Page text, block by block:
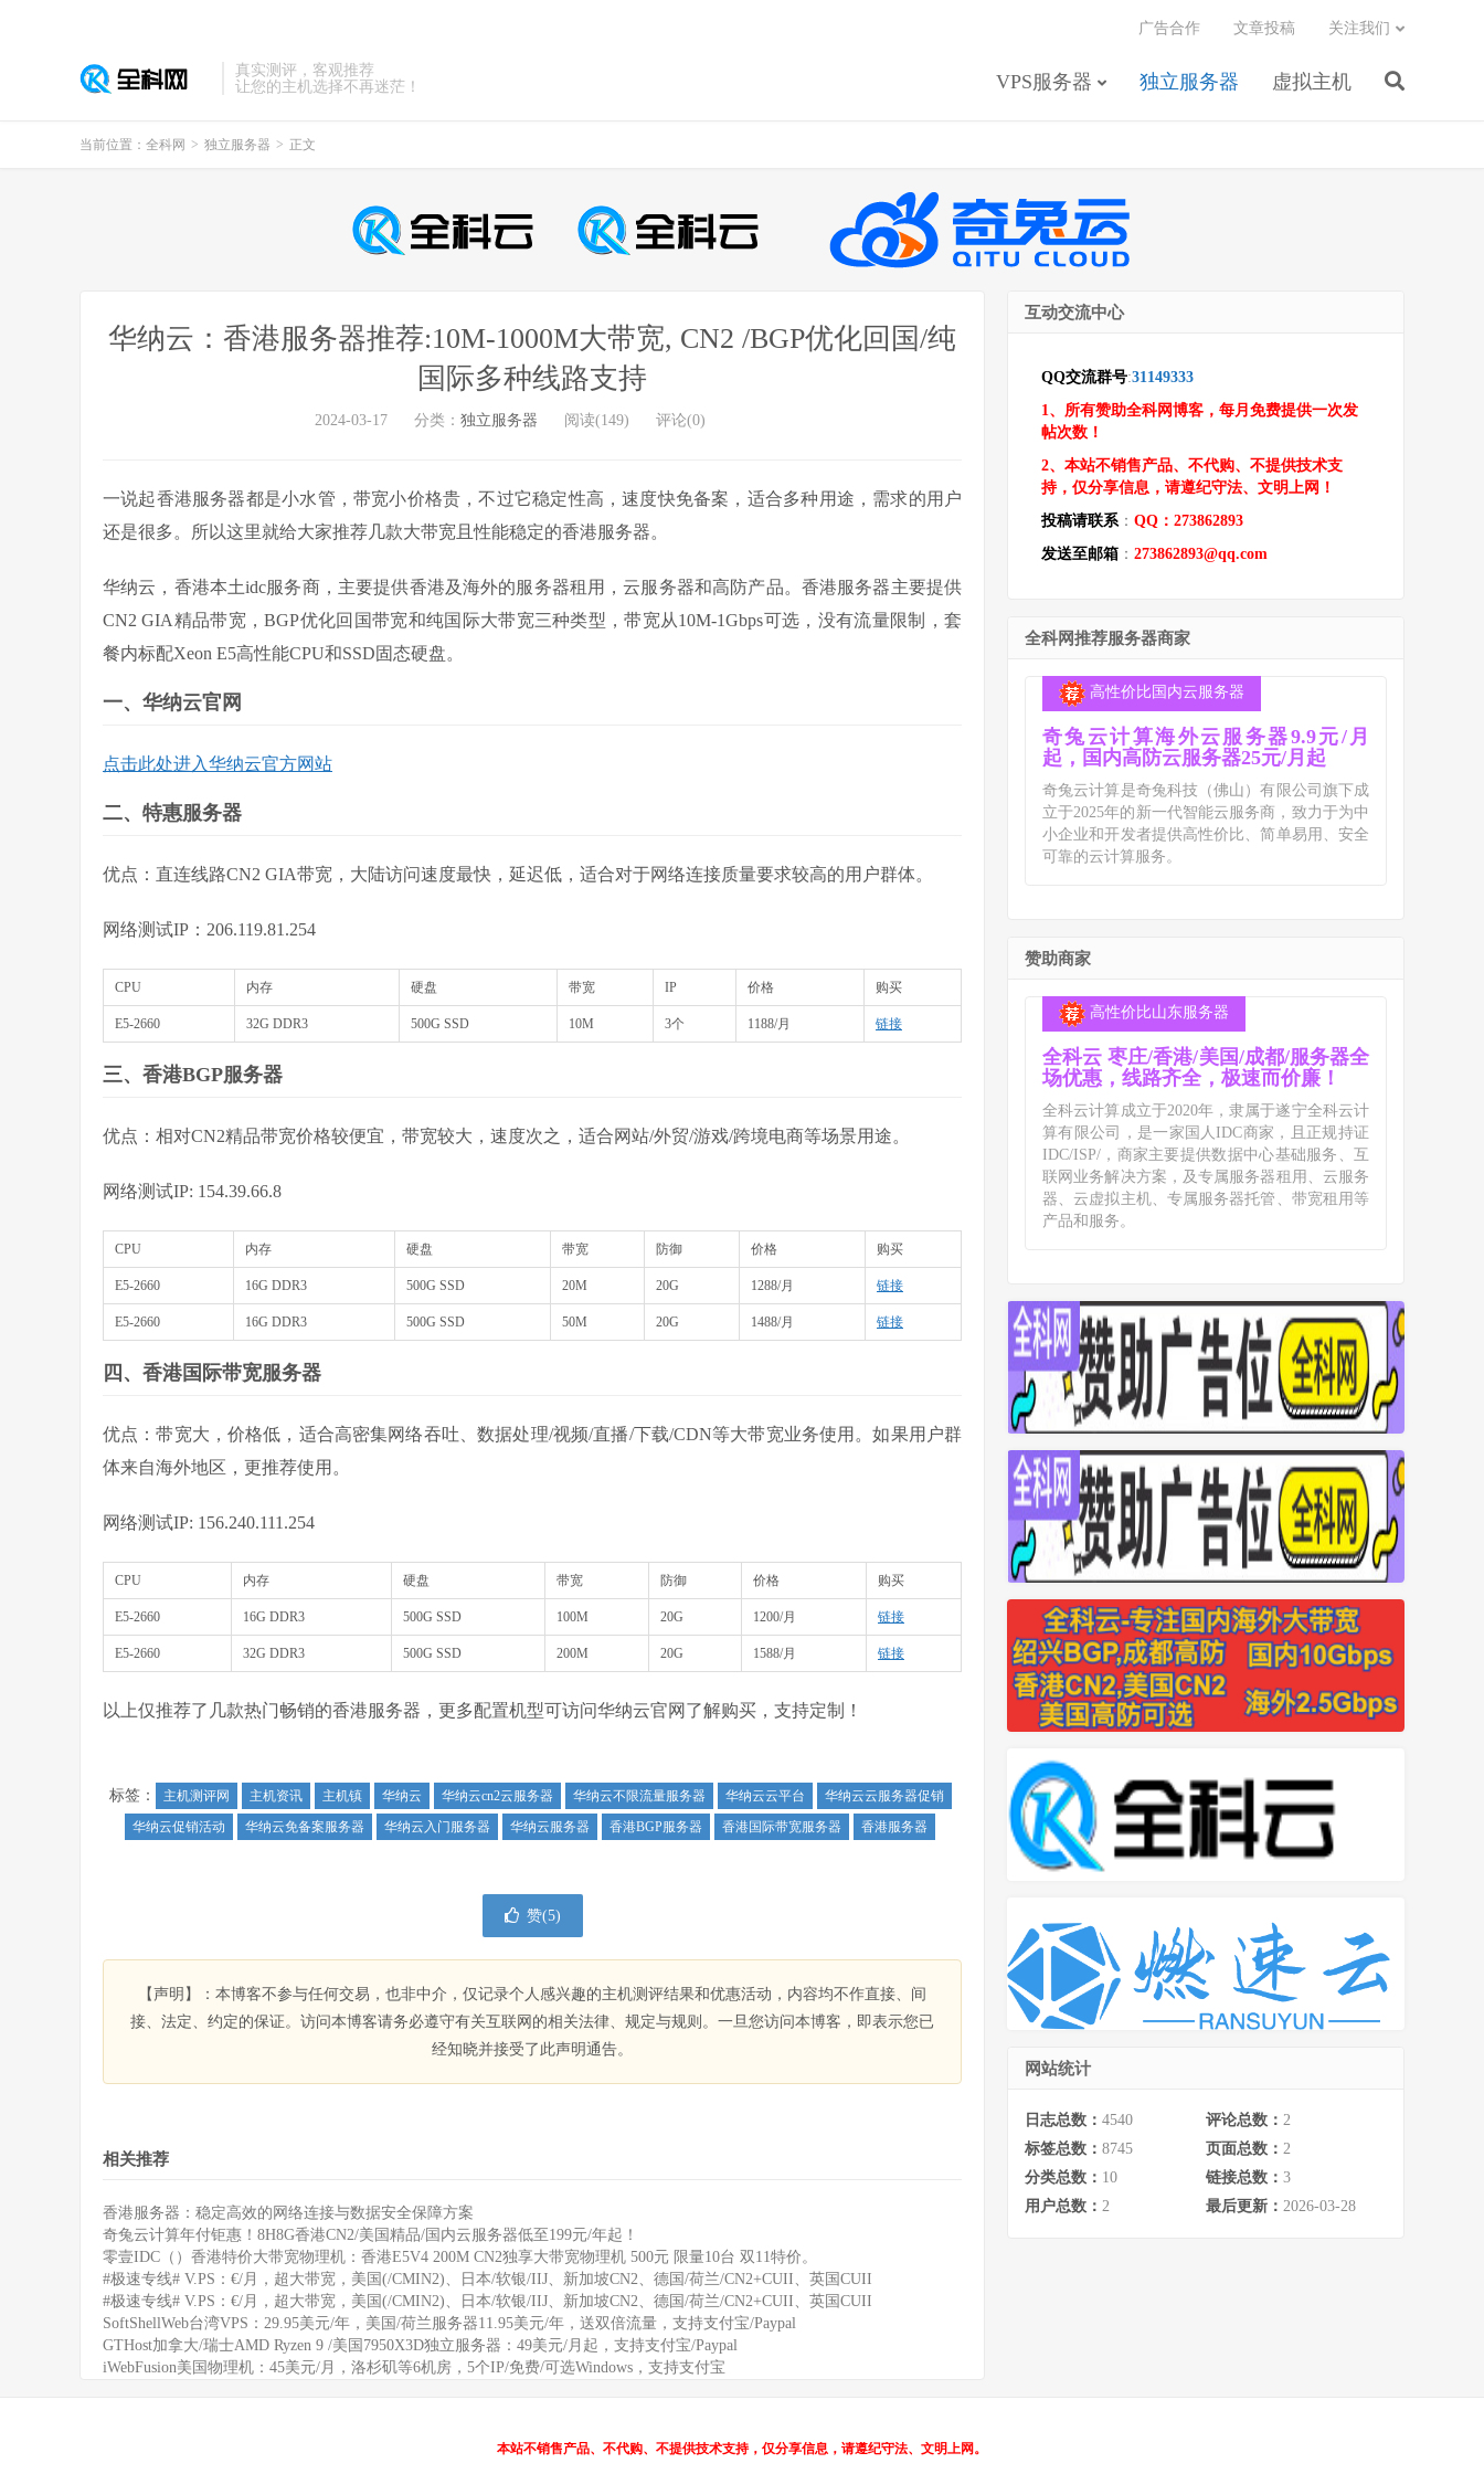
真实测评，客观推荐
让您的主机选择不再迷茫！
VPS服务器 独立服务器 虚拟主机
广告合作 文章投稿 关注我们
当前位置： 全科网 > 独立服务器 > 正文
华纳云：香港服务器推荐:10M-1000M大带宽, CN2 /BGP优化回国/纯
国际多种线路支持
2024-03-17 分类： 独立服务器 阅读(149) 评论(0)
一说起香港服务器都是小水管，带宽小价格贵，不过它稳定性高，速度快免备案，适合多种用途，需求的用户
还是很多。所以这里就给大家推荐几款大带宽且性能稳定的香港服务器。
华纳云，香港本土idc服务商，主要提供香港及海外的服务器租用，云服务器和高防产品。香港服务器主要提供
CN2 GIA精品带宽，BGP优化回国带宽和纯国际大带宽三种类型，带宽从10M-1Gbps可选，没有流量限制，套
餐内标配Xeon E5高性能CPU和SSD固态硬盘。
一、华纳云官网
点击此处进入华纳云官方网站
二、特惠服务器
优点：直连线路CN2 GIA带宽，大陆访问速度最快，延迟低，适合对于网络连接质量要求较高的用户群体。
网络测试IP：206.119.81.254
CPU 内存 硬盘 带宽 IP 价格 购买
E5-2660 32G DDR3 500G SSD 10M 3个 1188/月 链接
三、香港BGP服务器
优点：相对CN2精品带宽价格较便宜，带宽较大，速度次之，适合网站/外贸/游戏/跨境电商等场景用途。
网络测试IP: 154.39.66.8
CPU 内存 硬盘 带宽 防御 价格 购买
E5-2660 16G DDR3 500G SSD 20M 20G 1288/月 链接
E5-2660 16G DDR3 500G SSD 50M 20G 1488/月 链接
四、香港国际带宽服务器
优点：带宽大，价格低，适合高密集网络吞吐、数据处理/视频/直播/下载/CDN等大带宽业务使用。如果用户群
体来自海外地区，更推荐使用。
网络测试IP: 156.240.111.254
CPU 内存 硬盘 带宽 防御 价格 购买
E5-2660 16G DDR3 500G SSD 100M 20G 1200/月 链接
E5-2660 32G DDR3 500G SSD 200M 20G 1588/月 链接
以上仅推荐了几款热门畅销的香港服务器，更多配置机型可访问华纳云官网了解购买，支持定制！
标签： 主机测评网 主机资讯 主机镇 华纳云 华纳云cn2云服务器 华纳云不限流量服务器 华纳云云平台
华纳云云服务器促销
华纳云促销活动
华纳云免备案服务器 华纳云入门服务器 华纳云服务器 香港BGP服务器 香港国际带宽服务器 香港服务器
赞(5)
【声明】：本博客不参与任何交易，也非中介，仅记录个人感兴趣的主机测评结果和优惠活动，内容均不作直接、间
接、法定、约定的保证。访问本博客请务必遵守有关互联网的相关法律、规定与规则。一旦您访问本博客，即表示您已
经知晓并接受了此声明通告。
相关推荐
香港服务器：稳定高效的网络连接与数据安全保障方案
奇兔云计算年付钜惠！8H8G香港CN2/美国精品/国内云服务器低至199元/年起！
零壹IDC（）香港特价大带宽物理机：香港E5V4 200M CN2独享大带宽物理机 500元 限量10台 双11特价。
#极速专线# V.PS：€/月，超大带宽，美国(/CMIN2)、日本/软银/IIJ、新加坡CN2、德国/荷兰/CN2+CUII、英国CUII
#极速专线# V.PS：€/月，超大带宽，美国(/CMIN2)、日本/软银/IIJ、新加坡CN2、德国/荷兰/CN2+CUII、英国CUII
SoftShellWeb台湾VPS：29.95美元/年，美国/荷兰服务器11.95美元/年，送双倍流量，支持支付宝/Paypal
GTHost加拿大/瑞士AMD Ryzen 9 /美国7950X3D独立服务器：49美元/月起，支持支付宝/Paypal
iWebFusion美国物理机：45美元/月，洛杉矶等6机房，5个IP/免费/可选Windows，支持支付宝
互动交流中心
QQ交流群号:31149333
1、所有赞助全科网博客，每月免费提供一次发
帖次数！
2、本站不销售产品、不代购、不提供技术支
持，仅分享信息，请遵纪守法、文明上网！
投稿请联系： QQ：273862893
发送至邮箱 ： 273862893@qq.com
全科网推荐服务器商家
高性价比国内云服务器
奇兔云计算海外云服务器9.9元/月
起，国内高防云服务器25元/月起
奇兔云计算是奇兔科技（佛山）有限公司旗下成
立于2025年的新一代智能云服务商，致力于为中
小企业和开发者提供高性价比、简单易用、安全
可靠的云计算服务。
赞助商家
高性价比山东服务器
全科云 枣庄/香港/美国/成都/服务器全
场优惠，线路齐全，极速而价廉！
全科云计算成立于2020年，隶属于遂宁全科云计
算有限公司，是一家国人IDC商家，且正规持证
IDC/ISP/，商家主要提供数据中心基础服务、互
联网业务解决方案，及专属服务器租用、云服务
器、云虚拟主机、专属服务器托管、带宽租用等
产品和服务。
网站统计
日志总数： 4540 评论总数： 2
标签总数： 8745 页面总数： 2
分类总数： 10 链接总数： 3
用户总数： 2 最后更新： 2026-03-28
本站不销售产品、不代购、不提供技术支持，仅分享信息，请遵纪守法、文明上网。